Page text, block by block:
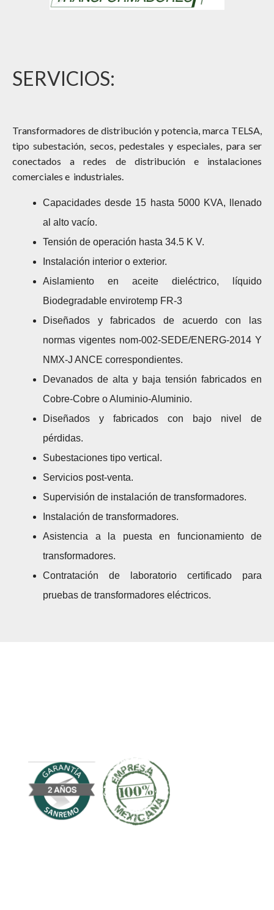
SERVICIOS:
Transformadores de distribución y potencia, marca TELSA,
tipo subestación, secos, pedestales y especiales, para ser
conectados a redes de distribución e instalaciones
comerciales e industriales.
Capacidades desde 15 hasta 5000 KVA, llenado
al alto vacío.
Tensión de operación hasta 34.5 K V.
Instalación interior o exterior.
Aislamiento en aceite dieléctrico, líquido
Biodegradable envirotemp FR-3
Diseñados y fabricados de acuerdo con las
normas vigentes nom-002-SEDE/ENERG-2014 Y
NMX-J ANCE correspondientes.
Devanados de alta y baja tensión fabricados en
Cobre-Cobre o Aluminio-Aluminio.
Diseñados y fabricados con bajo nivel de
pérdidas.
Subestaciones tipo vertical.
Servicios post-venta.
Supervisión de instalación de transformadores.
Instalación de transformadores.
Asistencia a la puesta en funcionamiento de
transformadores.
Contratación de laboratorio certificado para
pruebas de transformadores eléctricos.